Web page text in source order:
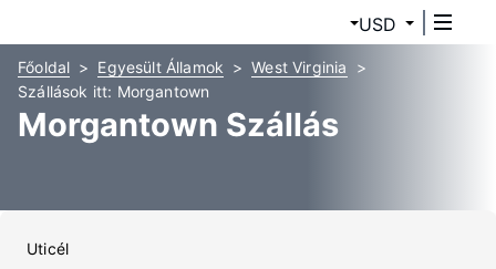
USD
Főoldal Egyesült Államok
West Virginia
Szállások itt: Morgantown
Morgantown Szállás
Uticél